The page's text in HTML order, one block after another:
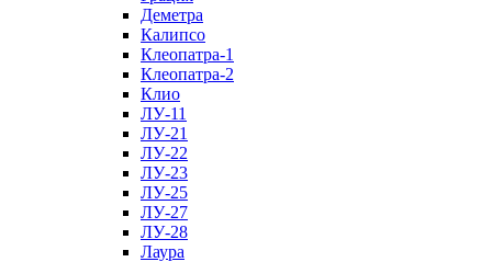
Деметра
Калипсо
Клеопатра-1
Клеопатра-2
Клио
ЛУ-11
ЛУ-21
ЛУ-22
ЛУ-23
ЛУ-25
ЛУ-27
ЛУ-28
Лаура